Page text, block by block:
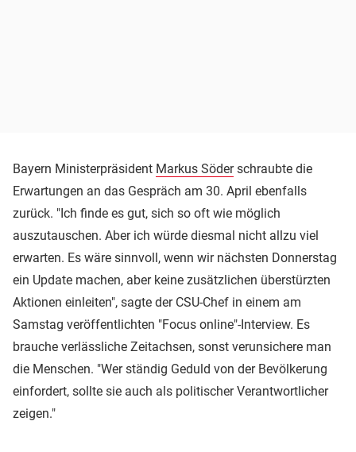
Bayern Ministerpräsident Markus Söderschraubte die
Erwartungen an das Gespräch am 30. April ebenfalls
zurück. "Ich finde es gut, sich so oft wie möglich
auszutauschen. Aber ich würde diesmal nicht allzu viel
erwarten. Es wäre sinnvoll, wenn wir nächsten Donnerstag
ein Update machen, aber keine zusätzlichen überstürzten
Aktionen einleiten", sagte der CSU-Chef in einem am
Samstag veröffentlichten "Focus online"-Interview. Es
brauche verlässliche Zeitachsen, sonst verunsichere man
die Menschen. "Wer ständig Geduld von der Bevölkerung
einfordert, sollte sie auch als politischer Verantwortlicher
zeigen."